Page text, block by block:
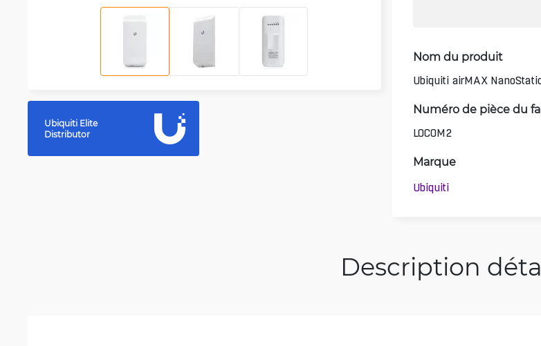
Ubiquiti Elite
Distributor
Nom du produit
Ubiquiti airMAX
Numéro de pièce du
LOCOM2
Marque
Ubiquiti
Description